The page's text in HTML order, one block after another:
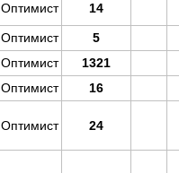
Оптимист 14
Оптимист
5
Оптимист
1321
Оптимист 16
Оптимист 24